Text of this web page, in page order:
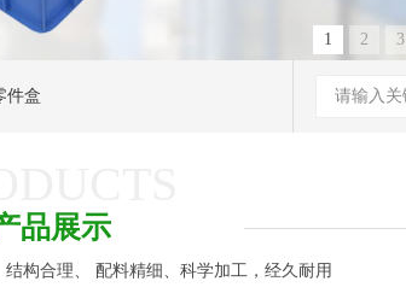
1 2 3
件盒
品展示
构合理、 配料精细、科学加工，经久耐用